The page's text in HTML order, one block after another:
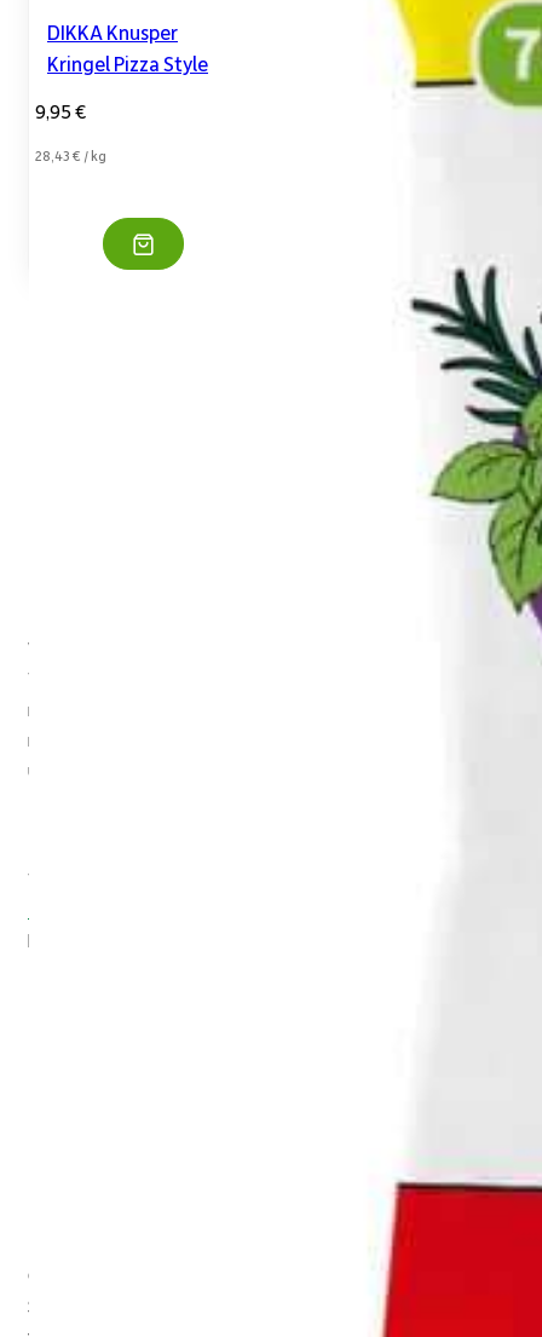
DIKKA Knusper
Kringel Pizza Style
9,95€
28,43 € / kg
Wie krass ist das denn bitte?! Alfred Apfel, Bob Banane, Tom
Tomate haben sich mit ihrem Kumpel DIKKA, dem coolsten
rappenden Nashorn Deutschlands, zusammengetan, um Dich
mit krassen Knuspersnack Highlights für Deinen Schul(all)tag zu
überraschen! Es gibt nashorn-starke
Tomate und DIKKA gibt’s den hitverdächtigen Freizeitsnack
knusprig-würzigen Pizza Style Geschmack in die Snacktüte!
Freche Snacks und nashorn-starke Beats: Das ist die Welt von
! Diese superleckeren DIKKA
Produkte sind speziell für Dich gemacht, um Dir Spaß und
Geschmack in Deinen Schul(all)tag zu bringen. Und das Beste:
Sie sind alle
ohne Quatsch auf der Zutatenliste – aber